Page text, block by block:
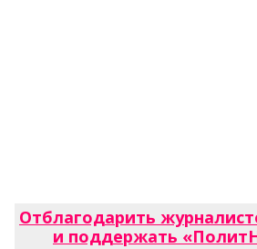
Отблагодарить
и поддержать